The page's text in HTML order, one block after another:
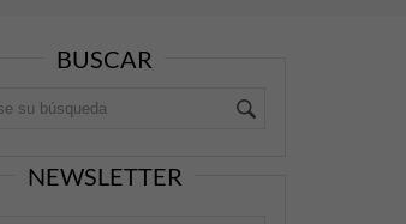
BUSCAR
NEWSLETTER